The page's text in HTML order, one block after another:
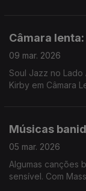
Câmara
09 mar. 2026
Soul Jazz no Lado
Kirby em Câmara
Músicas
05 mar. 2026
Algumas canções
sensível. Com